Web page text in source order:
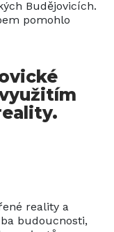
Budějovicích.
pomohlo
reality a
budoucnosti,